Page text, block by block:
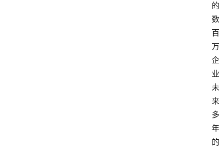
的
数
百
万
企
业
未
来
多
年
的